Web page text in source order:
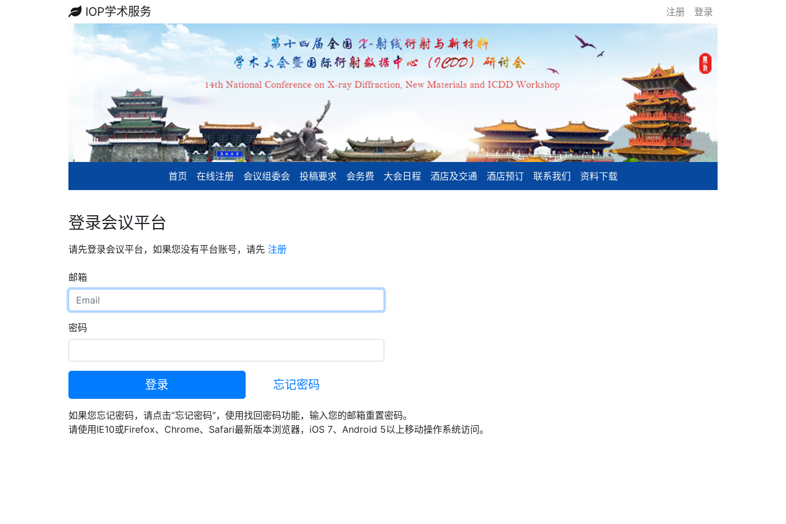
IOP学术服务 注册 登录
首页 在线注册 会议组委会 投稿要求 会务费 大会日程 酒店及交通 酒店预订 联系我们 资料下载
登录会议平台
请先登录会议平台，如果您没有平台账号，请先 注册
邮箱
密码
登录 忘记密码
如果您忘记密码，请点击“忘记密码”，使用找回密码功能，输入您的邮箱重置密码。
请使用IE10或Firefox、Chrome、Safari最新版本浏览器，iOS 7、Android 5以上移动操作系统访问。